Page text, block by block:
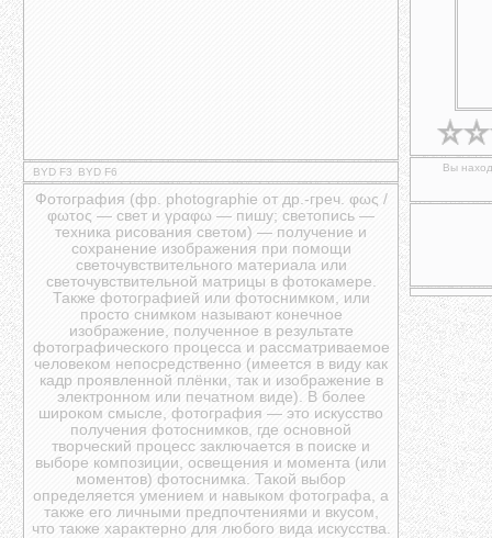
BYD F3 BYD F6
Фотография (фр. photographie от др.-греч. φως /
φωτος — свет и γραφω — пишу; светопись —
техника рисования светом) — получение и
сохранение изображения при помощи
светочувствительного материала или
светочувствительной матрицы в фотокамере.
Также фотографией или фотоснимком, или
просто снимком называют конечное
изображение, полученное в результате
фотографического процесса и рассматриваемое
человеком непосредственно (имеется в виду как
кадр проявленной плёнки, так и изображение в
электронном или печатном виде). В более
широком смысле, фотография — это искусство
получения фотоснимков, где основной
творческий процесс заключается в поиске и
выборе композиции, освещения и момента (или
моментов) фотоснимка. Такой выбор
определяется умением и навыком фотографа, а
также его личными предпочтениями и вкусом,
что также характерно для любого вида искусства.
Вы